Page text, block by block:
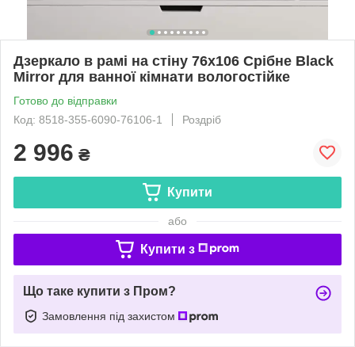
Дзеркало в рамі на стіну 76х106 Срібне Black
Mirror для ванної кімнати вологостійке
Готово до відправки
Код: 8518-355-6090-76106-1
Роздріб
2 996 ₴
Купити
або
Купити з
Що таке купити з Пром?
Замовлення під захистом